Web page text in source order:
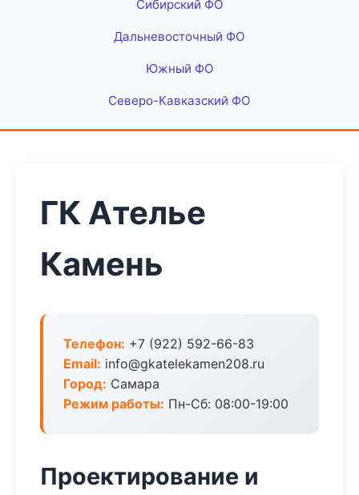
Сибирский ФО
Дальневосточный ФО
Южный ФО
Северо-Кавказский ФО
ГК Ателье
Камень
Телефон: +7 (922) 592-66-83
Email: info@gkatelekamen208.ru
Город: Самара
Режим работы: Пн-Сб: 08:00-19:00
Проектирование и